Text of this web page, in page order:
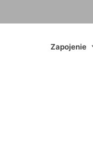
Zapojenie